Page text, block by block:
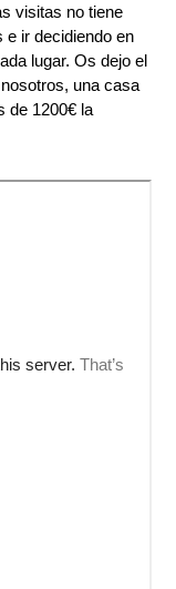
visitas no tiene
e ir decidiendo en
lugar. Os dejo el
una casa
de 1200€ la